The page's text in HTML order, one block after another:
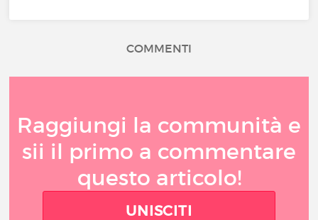
COMMENTI
Raggiungi la communità e
sii il primo a commentare
questo articolo!
UNISCITI